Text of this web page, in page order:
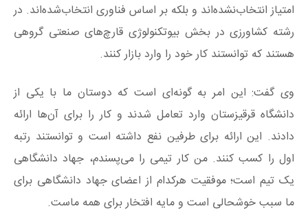
امتیاز انتخاب‌نشده‌اند و بلکه بر اساس فناوری انتخاب‌شده‌اند. در
رشته کشاورزی در بخش بیوتکنولوژی قارچ‌های صنعتی گروهی
هستند که توانستند کار خود را وارد بازار کنند.
وی گفت: این امر به گونه‌ای است که دوستان ما با یکی از
دانشگاه قرقیزستان وارد تعامل شدند و کار را برای آن‌ها ارائه
دادند. این ارائه برای طرفین نفع داشته است و توانستند رتبه
اول را کسب کنند. من کار تیمی را می‌پسندم، جهاد دانشگاهی
یک تیم است؛ موفقیت هرکدام از اعضای جهاد دانشگاهی برای
ما سبب خوشحالی است و مایه افتخار برای همه ماست.